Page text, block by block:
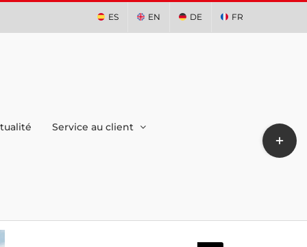
ES EN DE FR
Service au client
Toggle
Sliding
Bar